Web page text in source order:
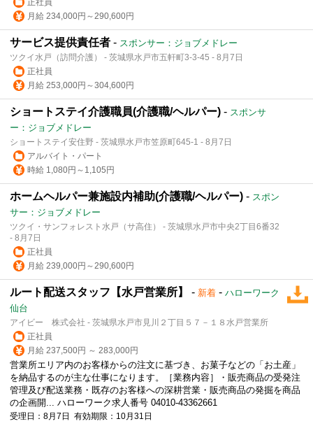
正社員
月給 234,000円～290,600円
サービス提供責任者 - スポンサー：ジョブメドレー
ツクイ水戸（訪問介護） - 茨城県水戸市五軒町3-3-45 - 8月7日
正社員
月給 253,000円～304,600円
ショートステイ介護職員(介護職/ヘルパー) - スポンサ
ー：ジョブメドレー
ショートステイ安住野 - 茨城県水戸市笠原町645-1 - 8月7日
アルバイト・パート
時給 1,080円～1,105円
ホームヘルパー兼施設内補助(介護職/ヘルパー) - スポン
サー：ジョブメドレー
ツクイ・サンフォレスト水戸（サ高住） - 茨城県水戸市中央2丁目6番32
- 8月7日
正社員
月給 239,000円～290,600円
ルート配送スタッフ【水戸営業所】 - 新着 - ハローワーク
仙台
アイビー 株式会社 - 茨城県水戸市見川２丁目５７－１８水戸営業所
正社員
月給 237,500円 ～ 283,000円
営業所エリア内のお客様からの注文に基づき、お菓子などの「お土産」
を納品するのが主な仕事になります。［業務内容］・販売商品の受発注
管理及び配送業務・既存のお客様への深耕営業・販売商品の発掘を商品
の企画開... ハローワーク求人番号 04010-43362661
受理日：8月7日 有効期限：10月31日